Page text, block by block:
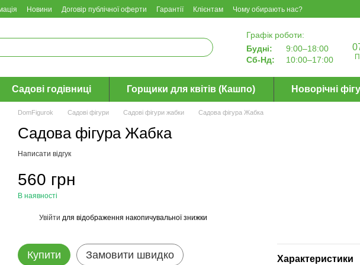
Новини Договір публічної оферти Гарантії Клієнтам Чому обирають нас?
Графік роботи:
Будні:
9:00–18:00
Сб-Нд:
10:00–17:00
Садові годівниці Горщики для квітів (Кашпо) Новорічні
DomFigurok Садові фігури Садові фігури жабки Садова фігура Жабка
Садова фігура Жабка
Написати відгук
560 грн
В наявності
Увійти для відображення накопичувальної знижки
Купити Замовити швидко Характеристики